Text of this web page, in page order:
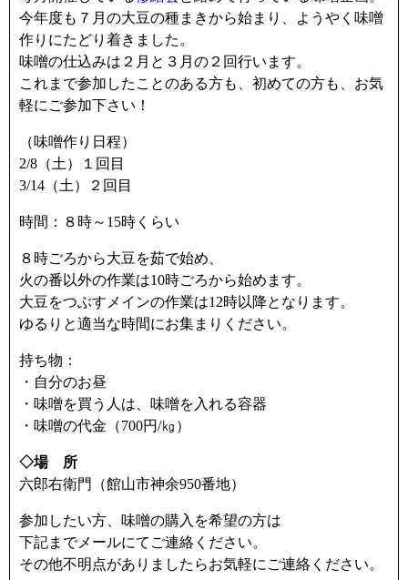
今年度も７月の大豆の種まきから始まり、ようやく味噌
作りにたどり着きました。
味噌の仕込みは２月と３月の２回行います。
これまで参加したことのある方も、初めての方も、お気
軽にご参加下さい！
（味噌作り日程）
2/8（土）１回目
3/14（土）２回目
時間：８時～15時くらい
８時ごろから大豆を茹で始め、
火の番以外の作業は10時ごろから始めます。
大豆をつぶすメインの作業は12時以降となります。
ゆるりと適当な時間にお集まりください。
持ち物：
・自分のお昼
・味噌を買う人は、味噌を入れる容器
・味噌の代金（700円/㎏）
◇場 所
六郎右衛門（館山市神余950番地）
参加したい方、味噌の購入を希望の方は
下記までメールにてご連絡ください。
その他不明点がありましたらお気軽にご連絡ください。